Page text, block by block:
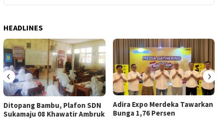
HEADLINES
Ditopang Bambu, Plafon SDN
Sukamaju 08 Khawatir Ambruk
Adira Expo Merdeka Tawarkan
Bunga 1,76 Persen
‹ ›